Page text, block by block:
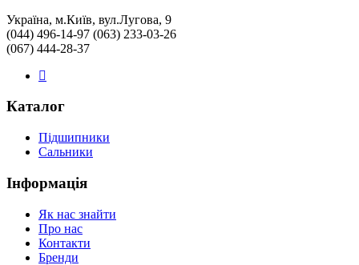
Україна, м.Київ, вул.Лугова, 9
(044) 496-14-97 (063) 233-03-26
(067) 444-28-37
Каталог
Підшипники
Сальники
Інформація
Як нас знайти
Про нас
Контакти
Бренди